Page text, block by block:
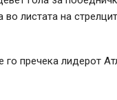
листата на
пречека лидерот